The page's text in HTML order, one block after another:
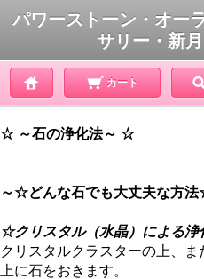
パワーストーン・オー
サリー・新
カート
☆ ～石の浄化法～ ☆
～☆どんな石でも大丈夫な方
☆クリスタル（水晶）による
クリスタルクラスターの上、
上に石をおきます。